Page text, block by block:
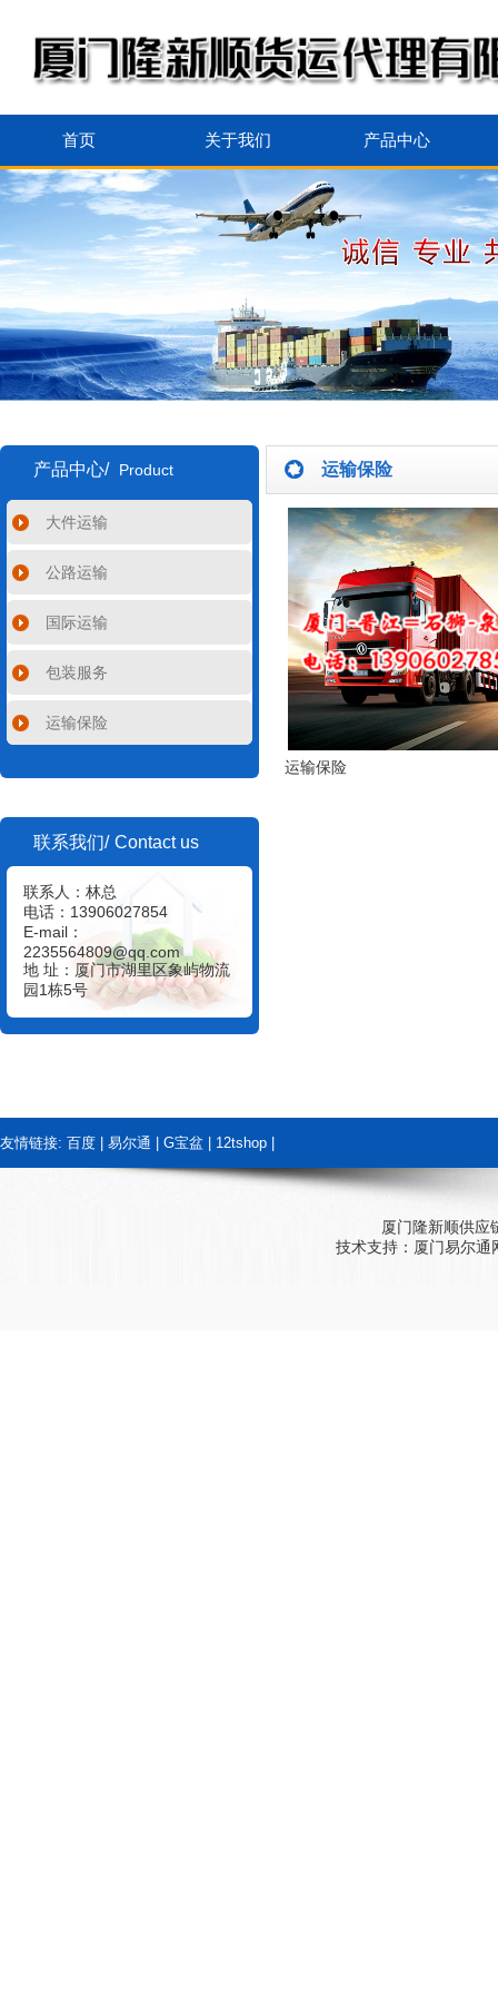
首页 关于我们 产品中心
产品中心/ Product
大件运输
公路运输
国际运输
包装服务
运输保险
联系我们/ Contact us
联系人：林总
电话：13906027854
E-mail：
2235564809@qq.com
地 址：厦门市湖里区象屿物流
园1栋5号
运输保险
运输保险
友情链接: 百度 易尔通 G宝盆 12tshop
厦门隆新顺供
技术支持： 厦门易尔通